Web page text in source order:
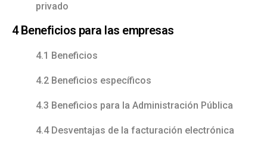
privado
4 Beneficios para las empresas
4.1 Beneficios
4.2 Beneficios específicos
4.3 Beneficios para la Administración Pública
4.4 Desventajas de la facturación electrónica